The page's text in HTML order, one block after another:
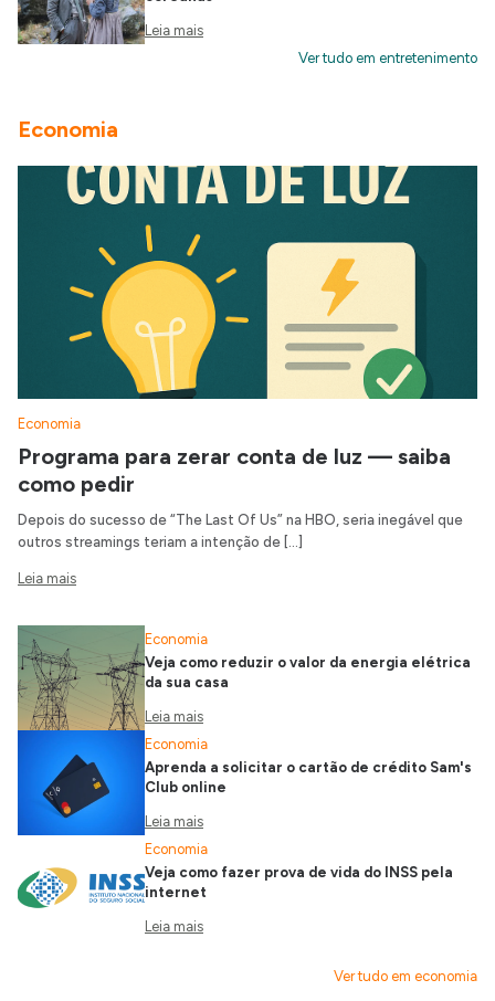
Leia mais
Ver tudo em entretenimento
Economia
Economia
Programa para zerar conta de luz — saiba
como pedir
Depois do sucesso de “The Last Of Us” na HBO, seria inegável que
outros streamings teriam a intenção de […]
Leia mais
Economia
Veja como reduzir o valor da energia elétrica
da sua casa
Leia mais
Economia
Aprenda a solicitar o cartão de crédito Sam's
Club online
Leia mais
Economia
Veja como fazer prova de vida do INSS pela
internet
Leia mais
Ver tudo em economia